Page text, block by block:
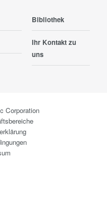
Bibliothek
Ihr Kontakt zu
uns
Corporation